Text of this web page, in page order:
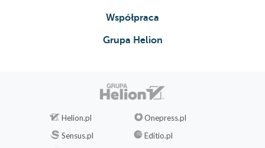
Współpraca
Grupa Helion
Helion.pl
Onepress.pl
Sensus.pl
Editio.pl